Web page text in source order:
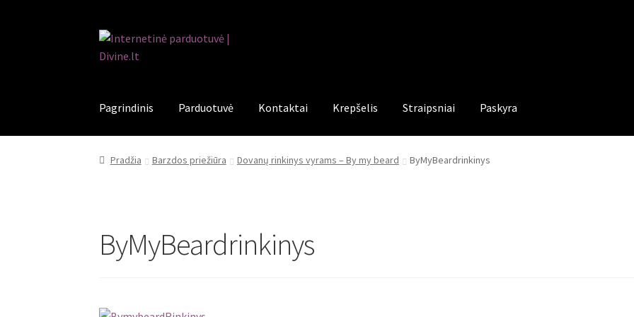
Pereiti
prie
Pereiti
prie
Pagrindinis Parduotuvė Kontaktai Krepšelis Straipsniai Paskyra
Pradžia Barzdos priežiūra Dovanų rinkinys vyrams – By my beard ByMyBeardrinkinys
ByMyBeardrinkinys